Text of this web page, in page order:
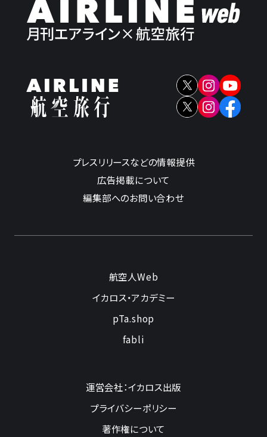
プレスリリースなどの情報提供
広告掲載について
編集部へのお問い合わせ
航空人Web
イカロス・アカデミー
pTa.shop
fabli
運営会社：イカロス出版
プライバシーポリシー
著作権について